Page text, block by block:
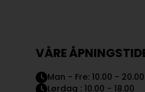
VÅRE
Man - Fre: 10.00 - 20.00
Lørdag : 10.00 - 18.00